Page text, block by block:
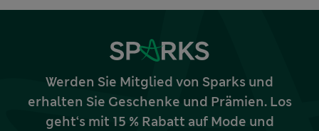
Werden Sie Mitglied von Sparks und
erhalten Sie Geschenke und Prämien. Los
geht‘s mit 15 % Rabatt auf Mode und